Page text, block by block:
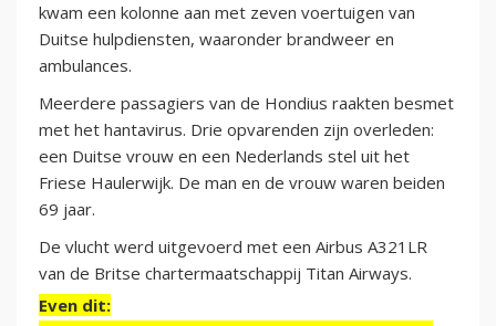
kwam een kolonne aan met zeven voertuigen van
Duitse hulpdiensten, waaronder brandweer en
ambulances.
Meerdere passagiers van de Hondius raakten besmet
met het hantavirus. Drie opvarenden zijn overleden:
een Duitse vrouw en een Nederlands stel uit het
Friese Haulerwijk. De man en de vrouw waren beiden
69 jaar.
De vlucht werd uitgevoerd met een Airbus A321LR
van de Britse chartermaatschappij Titan Airways.
Even dit: